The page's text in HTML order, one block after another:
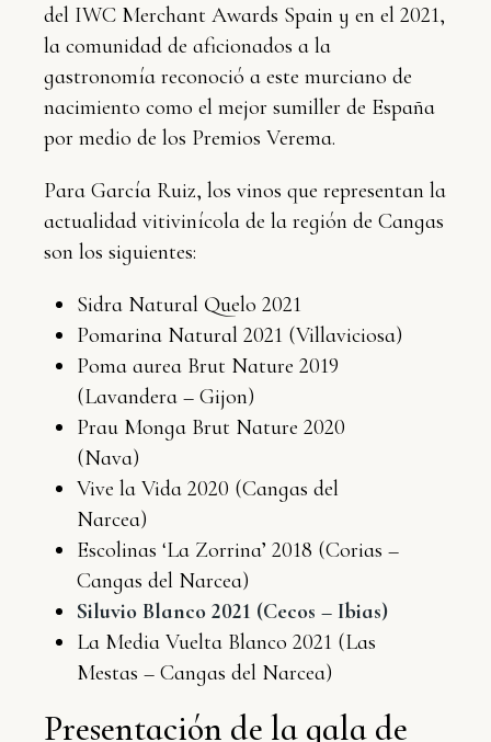
del IWC Merchant Awards Spain y en el 2021,
la comunidad de aficionados a la
gastronomía reconoció a este murciano de
nacimiento como el mejor sumiller de España
por medio de los Premios Verema.
Para García Ruiz, los vinos que representan la
actualidad vitivinícola de la región de Cangas
son los siguientes:
Sidra Natural Quelo 2021
Pomarina Natural 2021 (Villaviciosa)
Poma aurea Brut Nature 2019
(Lavandera – Gijon)
Prau Monga Brut Nature 2020
(Nava)
Vive la Vida 2020 (Cangas del
Narcea)
Escolinas ‘La Zorrina’ 2018 (Corias –
Cangas del Narcea)
Siluvio Blanco 2021 (Cecos – Ibias)
La Media Vuelta Blanco 2021 (Las
Mestas – Cangas del Narcea)
Presentación de la gala de